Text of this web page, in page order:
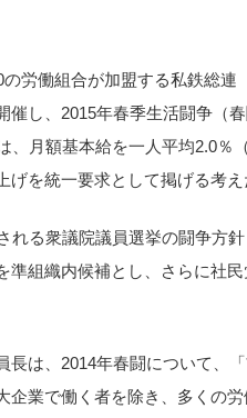
労働組合が加盟する私鉄総連
催し、2015年春季生活闘争（
、月額基本給を一人平均2.0％
げを統一要求として掲げる考
れる衆議院議員選挙の闘争方
準組織内候補とし、さらに社
長は、2014年春闘について、
企業で働く者を除き、多くの